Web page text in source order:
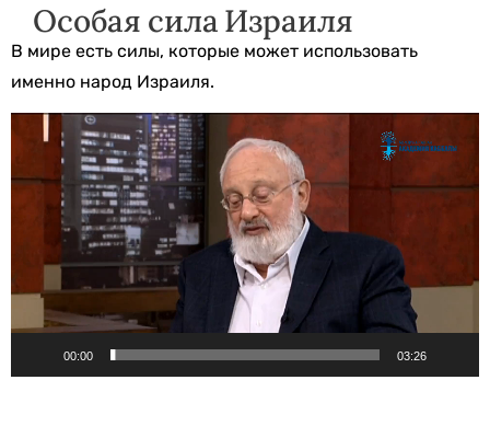
Особая сила Израиля
В мире есть силы, которые может использовать
именно народ Израиля.
Видеоплеер
00:00 03:26